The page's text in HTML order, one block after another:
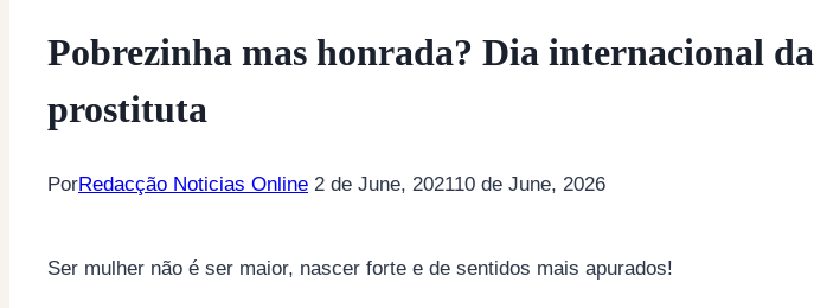
Pobrezinha mas honrada? Dia internacional da
prostituta
PorRedacção Noticias Online 2 de June, 202110 de June, 2026
Ser mulher não é ser maior, nascer forte e de sentidos mais apurados!